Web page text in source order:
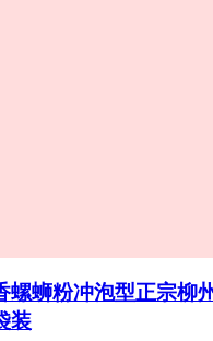
螺蛳粉冲泡型正宗柳
装